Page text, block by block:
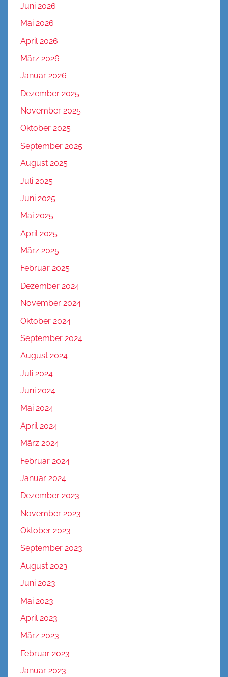
Juni 2026
Mai 2026
April 2026
März 2026
Januar 2026
Dezember 2025
November 2025
Oktober 2025
September 2025
August 2025
Juli 2025
Juni 2025
Mai 2025
April 2025
März 2025
Februar 2025
Dezember 2024
November 2024
Oktober 2024
September 2024
August 2024
Juli 2024
Juni 2024
Mai 2024
April 2024
März 2024
Februar 2024
Januar 2024
Dezember 2023
November 2023
Oktober 2023
September 2023
August 2023
Juni 2023
Mai 2023
April 2023
März 2023
Februar 2023
Januar 2023